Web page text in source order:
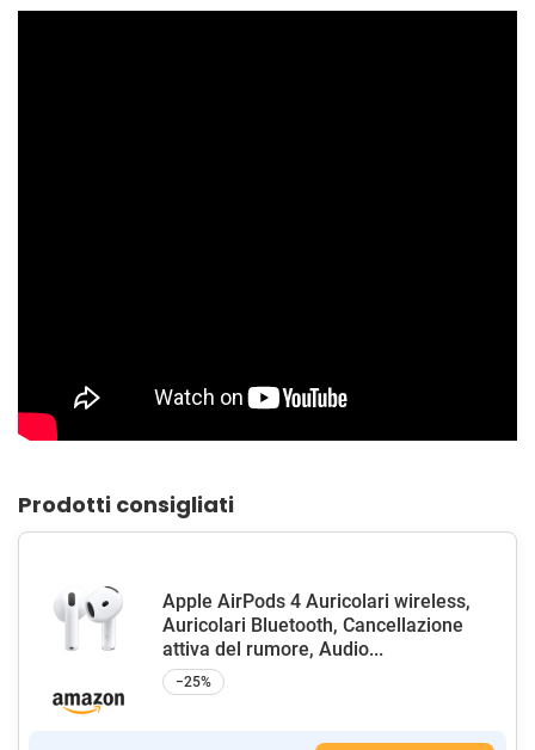
Prodotti consigliati
Apple AirPods 4 Auricolari wireless,
Auricolari Bluetooth, Cancellazione
attiva del rumore, Audio...
−25%